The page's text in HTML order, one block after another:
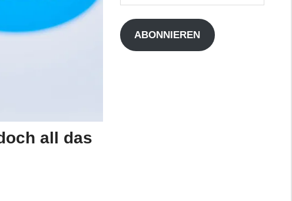
all das
Mail-
Adresse
ABONNIEREN